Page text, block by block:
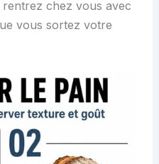
chez vous avec
vous sortez votre